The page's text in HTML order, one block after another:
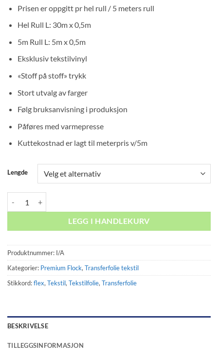
075
Prisen er oppgitt pr hel rull / 5 meters rull
Hel Rull L: 30m x 0,5m
5m Rull L: 5m x 0,5m
Eksklusiv tekstilvinyl
«Stoff på stoff» trykk
Stort utvalg av farger
Følg bruksanvisning i produksjon
Påføres med varmepresse
Kuttekostnad er lagt til meterpris v/5m
Lengde
LEGG I HANDLEKURV
Produktnummer: I/A
Kategorier: Premium Flock, Transferfolie tekstil
Stikkord:flex, Tekstil, Tekstilfolie, Transferfolie
BESKRIVELSE
TILLEGGSINFORMASJON